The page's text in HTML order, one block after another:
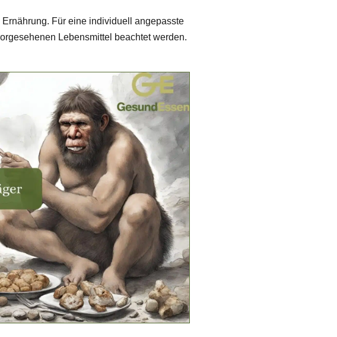
Für eine individuell angepasste
Lebensmittel beachtet werden.